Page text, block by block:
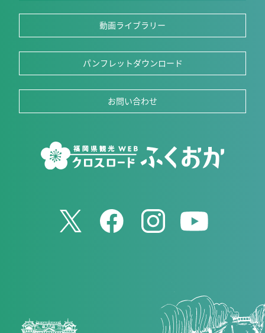
動画ライブラリー
パンフレットダウンロード
お問い合わせ